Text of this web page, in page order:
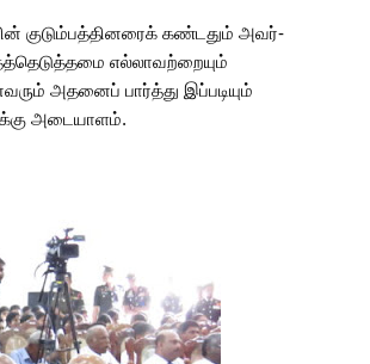
குடும்­பத்­தி­ன­ரைக் கண்­ட­தும் அவர்­
எல்­லா­வற்­றை­யும்
அத­னைப் பார்த்து இப்­ப­டி­யும்
அடை­யா­ளம்.